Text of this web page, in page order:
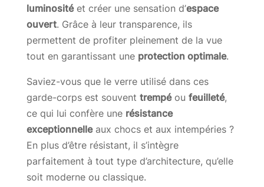
luminositéet créer une sensation d’espace
ouvert. Grâce à leur transparence, ils
permettent de profiter pleinement de la vue
tout en garantissant une protection optimale.
Saviez-vous que le verre utilisé dans ces
garde-corps est souvent trempéou feuilleté,
ce qui lui confère une résistance
exceptionnelleaux chocs et aux intempéries ?
En plus d’être résistant, il s’intègre
parfaitement à tout type d’architecture, qu’elle
soit moderne ou classique.